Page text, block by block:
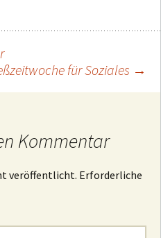
für Soziales →
Kommentar
veröffentlicht. Erforderliche